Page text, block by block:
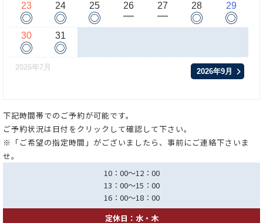
23
◎
24
◎
25
◎
26
ー
27
ー
28
◎
29
◎
30
◎
31
◎
2026年7月 2026年9月
下記時間帯でのご予約が可能です。
ご予約状況は日付をクリックして確認して下さい。
※「ご希望の指定時間」がございましたら、事前にご連絡下さいま
せ。
10：00～12：00
13：00～15：00
16：00～18：00
定休日：水・木